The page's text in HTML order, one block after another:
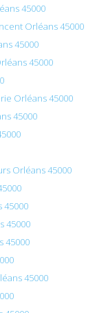
45000
Orléans 45000
45000
45000
Orléans 45000
45000
Orléans 45000
45000
45000
45000
45000